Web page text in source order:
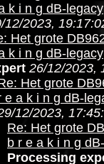
k i n g dB-legacy
12/2023,
Het grote
k i n g dB-legacy
26/12/2023,
Het grote
e a k i n g dB-
12/2023,
Re: Het grote
b r e a k i n g
Processing